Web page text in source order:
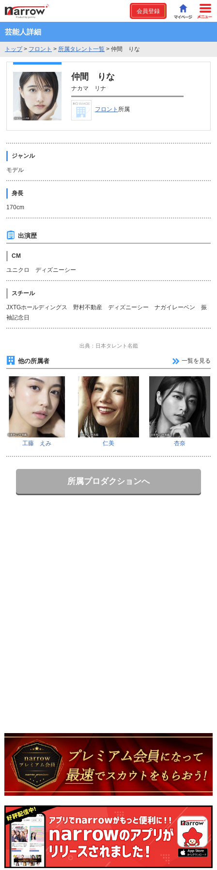
会員登録
芸能人詳細
トップ> フロント > 所属タレント一覧 > 仲間 りな
仲間 りな
ナカマ リナ
フロント 所属
ジャンル
モデル
身長
170cm
出演歴
CM
ユニクロ ディズニーシー
スチール
JXTGホールディングス 野村不動産 ディズニーシー ナガイレーベン 振
袖記念日
出典：日本タレント名鑑
他の所属者 一覧を見る
工藤 えみ 仁美 杏奈
所属プロダクションへ